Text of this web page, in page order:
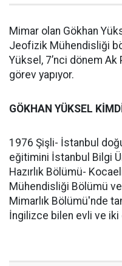
Mimar olan Gökhan
Jeofizik Mühendisliği
Yüksel, 7’nci dönem Ak
görev yapıyor.
GÖKHAN YÜKSEL
1976 Şişli- İstanbul
eğitimini İstanbul Bilgi
Hazırlık Bölümü-
Mühendisliği Bölümü
Mimarlık Bölümü'nde
İngilizce bilen evli ve iki